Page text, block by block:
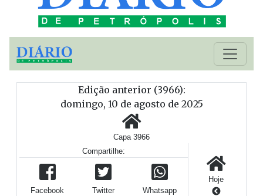
Edição anterior (3966):
domingo, 10 de agosto de 2025
Capa 3966
Compartilhe:
Facebook Twitter Whatsapp
Hoje